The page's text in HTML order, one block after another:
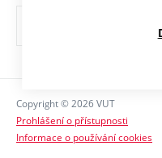
Ochrana osobních údajů
Kontakty
Copyright © 2026 VUT
Prohlášení o přístupnosti
Informace o používání cookies